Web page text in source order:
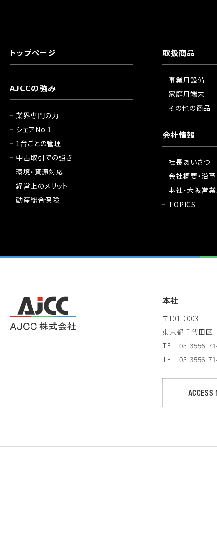
トップページ
AJCCの強み
業界専門の力
シェアNo.1
1台ごとの管理
中古取引での強さ
環境・資源対応
経営上のメリット
動産総合保険
取扱商品
事業用設備
家庭用端末
その他の商品
会社情報
社長あいさつ
会社概要・沿革
本社・大阪営
TOPICS
本社
〒101-0003
東京都千代田区
TEL. 03-3556-
TEL. 03-3556-
ACCESS